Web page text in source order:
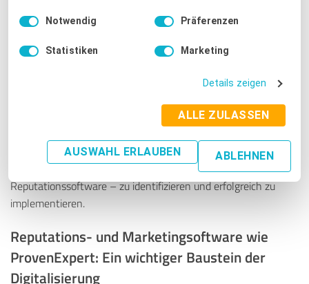
Impressum|Datenschutzbestimmungen
Notwendig Präferenzen
Statistiken Marketing
Details zeigen
ALLE ZULASSEN
AUSWAHL ERLAUBEN ABLEHNEN
7. Förderung von Innovationsclustern und
Netzwerken
In vielen Regionen
digitalen Transformation unterstützen. Diese Netzwerke bieten
und Beratungen, um die richtigen Digitalisierungsmaßnahmen
– wie etwa den Einsatz von Marketing- und
Reputationssoftware – zu identifizieren und erfolgreich zu
implementieren.
Reputations- und Marketingsoftware wie
ProvenExpert: Ein wichtiger Baustein der
Digitalisierung